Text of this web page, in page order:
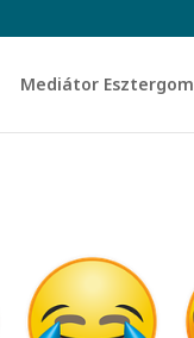
Mediátor Esztergom